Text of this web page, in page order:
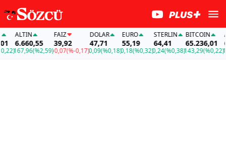
ALTIN
6.660,55
167,96(%2,59)
FAİZ
39,92
-0,07(%-0,17)
DOLAR
47,71
0,09(%0,18)
EURO
55,19
0,18(%0,32)
STERLIN
64,41
0,24(%0,38)
BITCOIN
65.236,01
143,29(%0,22)